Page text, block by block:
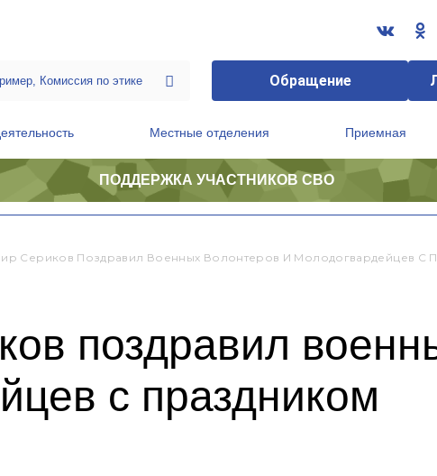
Обращение
Местные отделения Приемная
ПОДДЕРЖКА УЧАСТНИКОВ СВО
Сериков Поздравил Военных Волонтеров И Молодогвардейцев С
поздравил
с праздником